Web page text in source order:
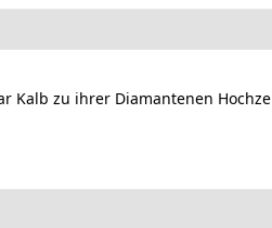
Kalb zu ihrer Diamantenen